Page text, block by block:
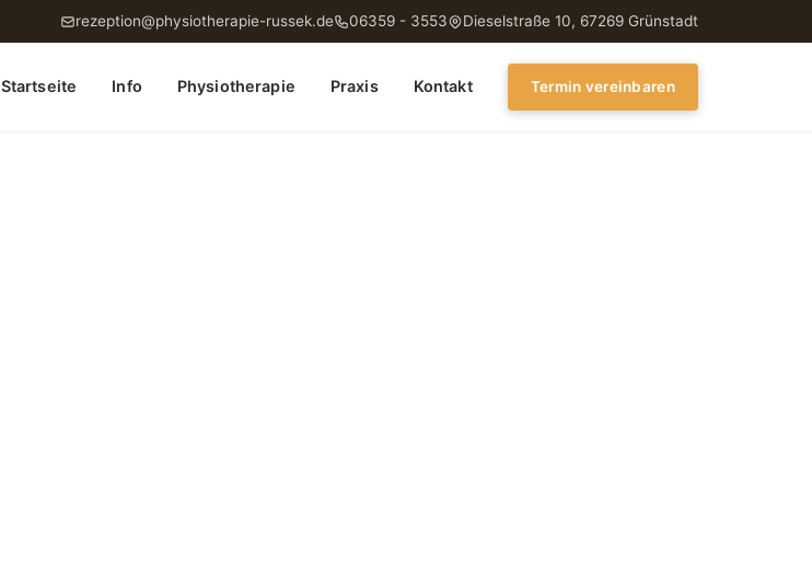
rezeption@physiotherapie-russek.de 06359 - 3553 Dieselstraße 10, 67269 Grünstadt
Startseite Info Physiotherapie Praxis Kontakt Termin vereinbaren